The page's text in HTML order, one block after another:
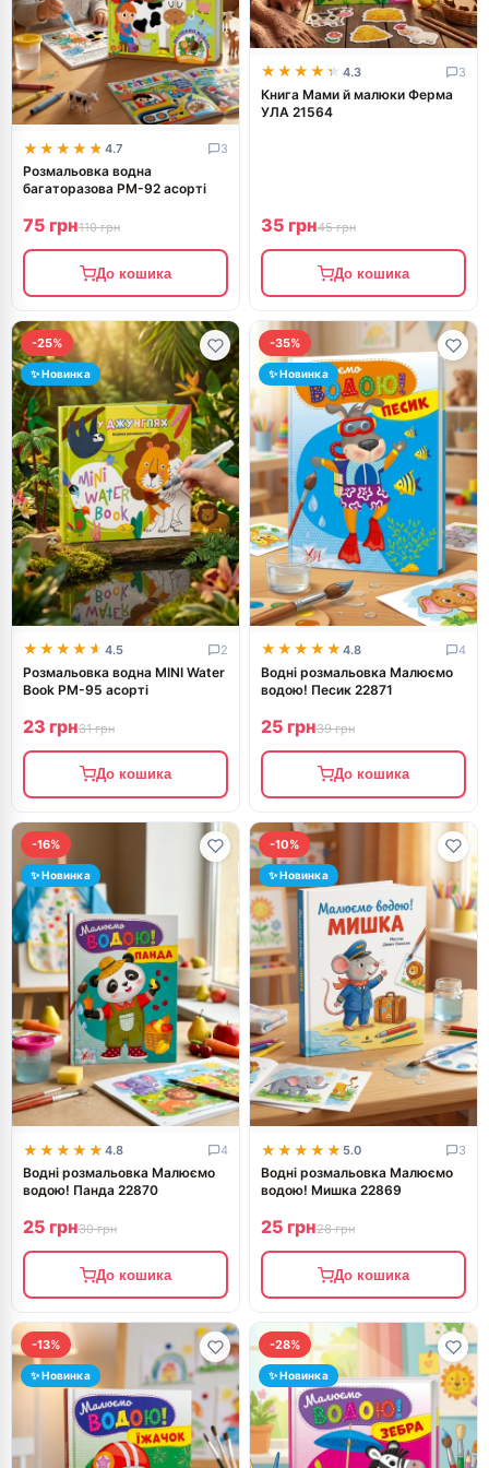
★★★★★
★★★★★ 4.7 3
Розмальовка водна
багаторазова РМ-92 асорті
75 грн110 грн
До кошика
★★★★★
★★★★★ 4.3 3
Книга Мами й малюки Ферма
УЛА 21564
35 грн45 грн
До кошика
-25%
✨ Новинка
★★★★★
★★★★★ 4.5 2
Розмальовка водна MINI Water
Book РМ-95 асорті
23 грн31 грн
До кошика
-35%
✨ Новинка
★★★★★
★★★★★ 4.8 4
Водні розмальовка Малюємо
водою! Песик 22871
25 грн39 грн
До кошика
-16%
✨ Новинка
★★★★★
★★★★★ 4.8 4
Водні розмальовка Малюємо
водою! Панда 22870
25 грн30 грн
До кошика
-10%
✨ Новинка
★★★★★
★★★★★ 5.0 3
Водні розмальовка Малюємо
водою! Мишка 22869
25 грн28 грн
До кошика
-13%
✨ Новинка
-28%
✨ Новинка